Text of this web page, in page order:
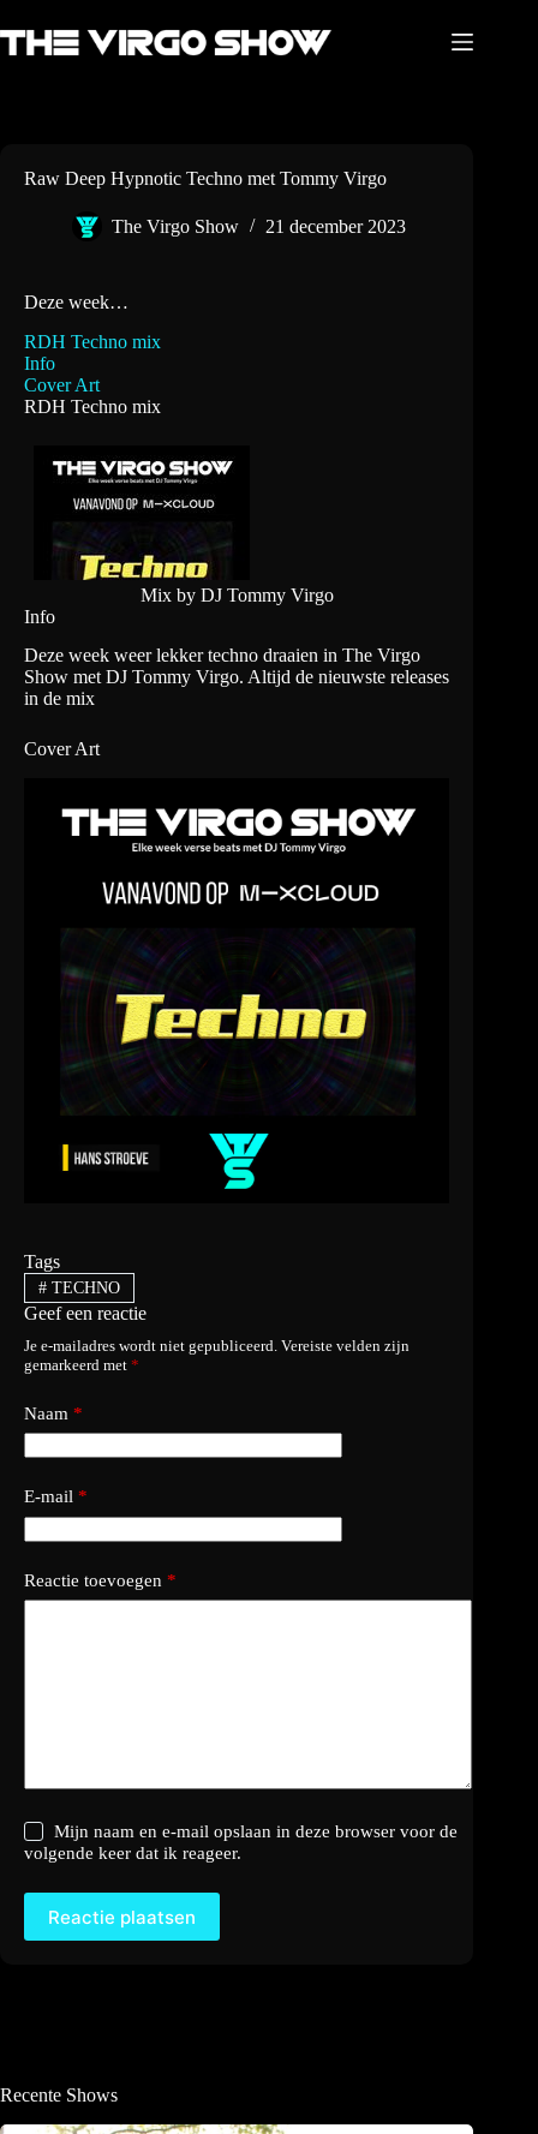
naar
de
Raw Deep Hypnotic Techno met Tommy Virgo
The Virgo Show 21 december 2023
Deze week…
RDH Techno mix
Info
Cover Art
RDH Techno mix
Mix by DJ Tommy Virgo
Info
Deze week weer lekker techno draaien in The Virgo
Show met DJ Tommy Virgo. Altijd de nieuwste releases
in de mix
Cover Art
Tags
#TECHNO
Geef een reactie
Je e-mailadres wordt niet gepubliceerd. Vereiste velden zijn
gemarkeerd met *
Naam *
E-mail *
Reactie toevoegen *
Mijn naam en e-mail opslaan in deze browser voor de
volgende keer dat ik reageer.
Reactie plaatsen
Recente Shows